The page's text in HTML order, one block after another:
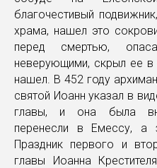
благочестивый
храма, нашел это
перед смертью,
неверующими, скрыл ее
нашел. В 452 году
святой Иоанн указал в
главы, и она была
перенесли в Емессу, а
Праздник первого и
главы Иоанна